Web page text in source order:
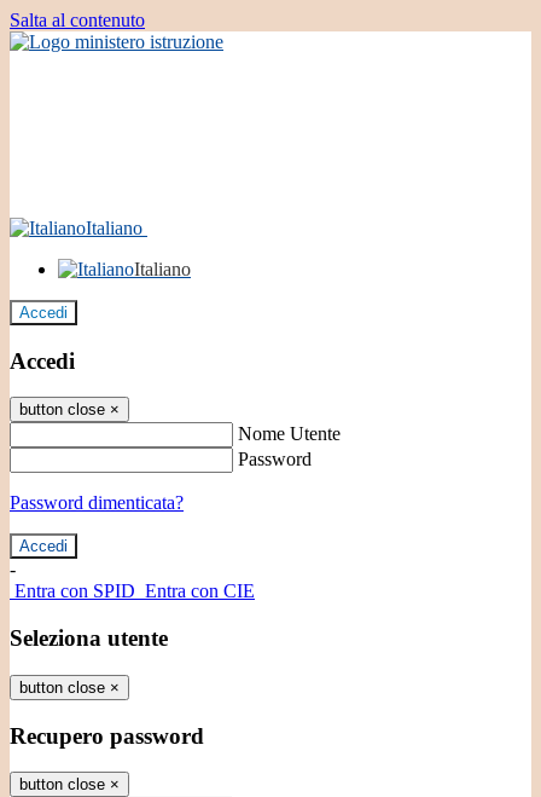
Salta al contenuto
Italiano
Italiano
Accedi
Accedi
button close ×
Nome Utente
Password
Password dimenticata?
-
Entra con SPID Entra con CIE
Seleziona utente
button close ×
Recupero password
button close ×